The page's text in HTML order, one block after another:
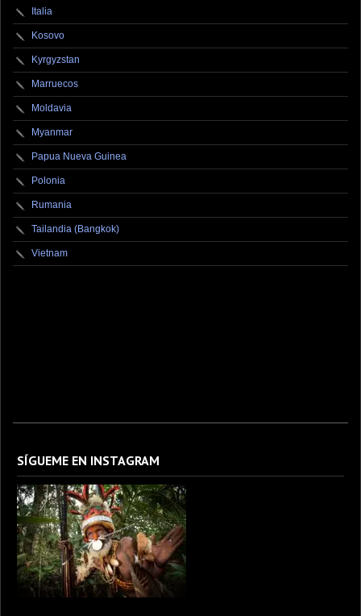
Italia
Kosovo
Kyrgyzstan
Marruecos
Moldavia
Myanmar
Papua Nueva Guinea
Polonia
Rumania
Tailandia (Bangkok)
Vietnam
SÍGUEME EN INSTAGRAM